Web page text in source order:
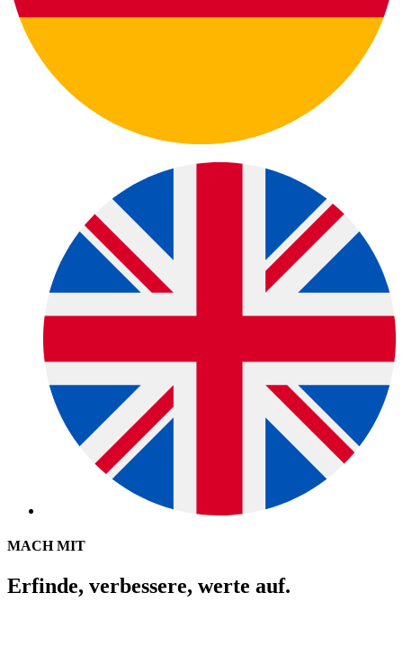
MACH MIT
Erfinde, verbessere, werte auf.